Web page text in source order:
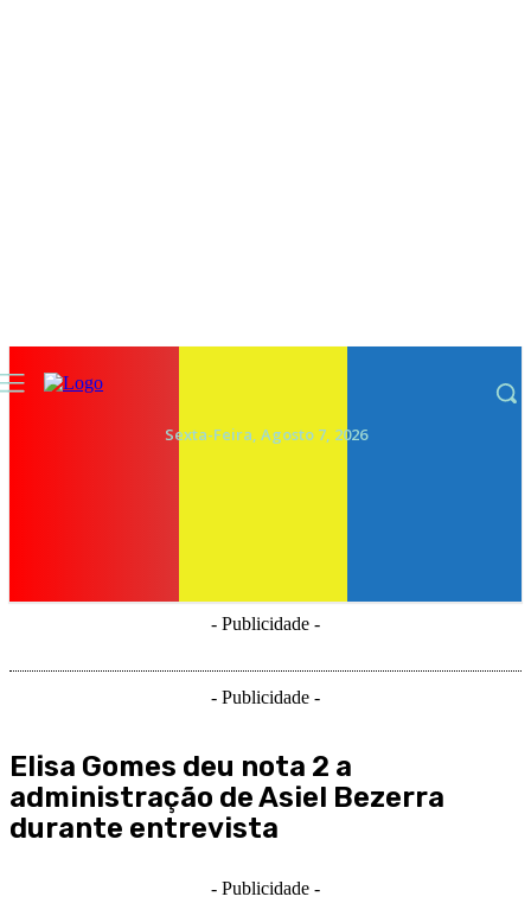
Sexta-Feira, Agosto 7, 2026
- Publicidade -
- Publicidade -
Elisa Gomes deu nota 2 a
administração de Asiel Bezerra
durante entrevista
- Publicidade -